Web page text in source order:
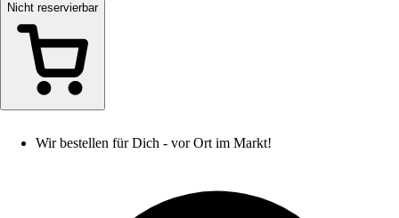
Nicht reservierbar
Wir bestellen für Dich - vor Ort im Markt!